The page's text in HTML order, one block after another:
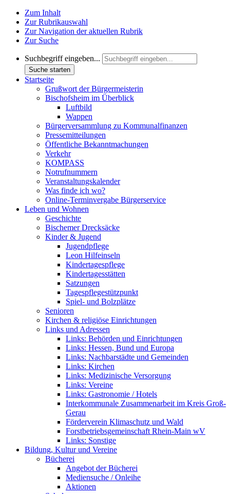
Zum Inhalt
Zur Rubrikauswahl
Zur Navigation der aktuellen Rubrik
Zur Suche
Suchbegriff eingeben...
Suche starten
Startseite
Grußwort der Bürgermeisterin
Bischofsheim im Überblick
Luftbild
Wappen
Bürgerversammlung zu Kommunalfinanzen
Pressemitteilungen
Öffentliche Bekanntmachungen
Verkehr
KOMPASS
Notrufnummern
Veranstaltungskalender
Was finde ich wo?
Online-Terminvergabe Bürgerservice
Leben und Wohnen
Geschichte
Bischemer Drecksäcke
Kinder & Jugend
Jugendpflege
Leon Hilfeinseln
Kindertagespflege
Kindertagesstätten
Satzungen
Tagespflegestützpunkt
Spiel- und Bolzplätze
Senioren
Kirchen & religiöse Einrichtungen
Links und Adressen
Links: Behörden und Einrichtungen
Links: Hessen, Bund und Europa
Links: Nachbarstädte und Gemeinden
Links: Kirchen
Links: Medizinische Versorgung
Links: Vereine
Links: Gastronomie / Hotels
Interkommunale Zusammenarbeit im Kreis Groß-
Gerau
Förderverein Klimaschutz und Wald
Forstbetriebsgemeinschaft Rhein-Main wV
Links: Sonstige
Bildung, Kultur und Vereine
Bücherei
Angebot der Bücherei
Mediensuche / Onleihe
Aktionen